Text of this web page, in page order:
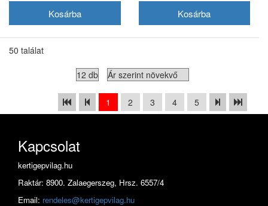
50 találat
1 2 3 4 5
Kapcsolat
kertigepvilag.hu
Raktár: 8900. Zalaegerszeg, Hrsz. 6557/4
Email: rendeles@kertigepvilag.hu